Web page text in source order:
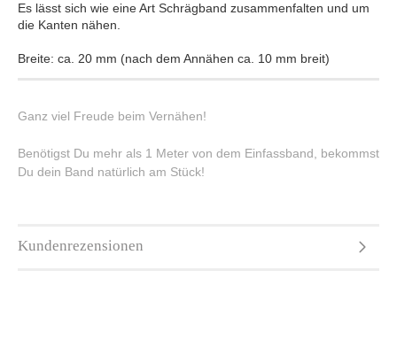
Es lässt sich wie eine Art Schrägband zusammenfalten und um
die Kanten nähen.
Breite: ca. 20 mm (nach dem Annähen ca. 10 mm breit)
Ganz viel Freude beim Vernähen!
Benötigst Du mehr als 1 Meter von dem Einfassband, bekommst
Du dein Band natürlich am Stück!
Kundenrezensionen